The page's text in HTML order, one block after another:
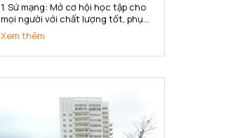
1. Sứ mạng: Mở cơ hội học tập cho
mọi người với chất lượng tốt, phục
vụ nhu cầu học tập đa dạng với
nhiều hình thức đào tạo, đa
ngành, đa cấp độ, đáp ứng yêu
nội vụ và cho xã hội trong công...
Xem thêm